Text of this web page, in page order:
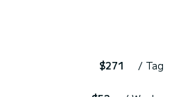
$271 / Tag